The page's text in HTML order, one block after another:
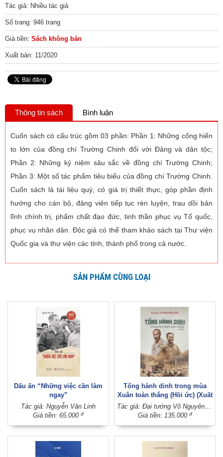
Tác giả: Nhiều tác giả
Số trang: 946 trang
Giá tiền: Sách không bán
Xuất bản: 11/2020
Thông tin sách Bình luận
Cuốn sách có cấu trúc gồm 03 phần: Phần 1: Những cống hiến
to lớn của đồng chí Trường Chinh đối với Đảng và dân tộc;
Phần 2: Những kỷ niệm sâu sắc về đồng chí Trường Chinh;
Phần 3: Một số tác phẩm tiêu biểu của đồng chí Trường Chinh.
Cuốn sách là tài liệu quý, có giá trị thiết thực, góp phần định
hướng cho cán bộ, đảng viên tiếp tục rèn luyện, trau dồi bản
lĩnh chính trị, phẩm chất đạo đức, tinh thần phục vụ Tổ quốc,
phục vụ nhân dân. Độc giả có thể tham khảo sách tại Thư viện
Quốc gia và thư viện các tỉnh, thành phố trong cả nước.
SẢN PHẨM CÙNG LOẠI
Dấu ấn “Những việc cần làm
ngay”
Tác giả: Nguyễn Văn Linh
Giá tiền: 65.000 đ
Tổng hành dinh trong mùa
Xuân toàn thắng (Hồi ức) (Xuất
bản lần thứ 12)
Tác giả: Đại tướng Võ Nguyên Giáp (Phạm Chí Nhân thể hiện)
Giá tiền: 135.000 đ